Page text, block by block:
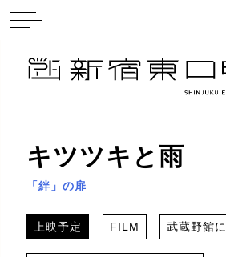
キツツキと雨
「絆」の扉
上映予定 FILM 武蔵野館